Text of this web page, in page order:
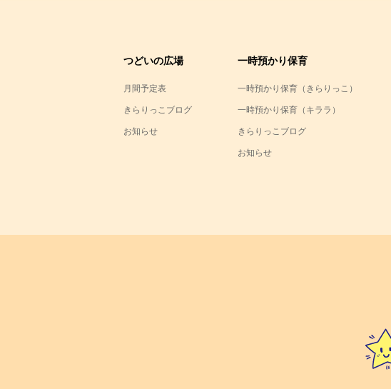
つどいの広場
月間予定表
きらりっこブログ
お知らせ
一時預かり保育
一時預かり保育（きらりっこ）
一時預かり保育（キララ）
きらりっこブログ
お知らせ